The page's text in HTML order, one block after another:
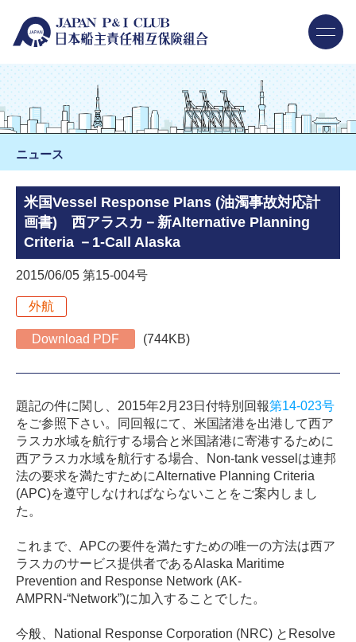
ニュース
米国Vessel Response Plans (油濁事故対応計
画書) 西アラスカ－新Alternative Planning
Criteria －1-Call Alaska
2015/06/05 第15-004号
外航
Download PDF (744KB)
題記の件に関し、2015年2月23日付特別回報第14-023号
をご参照下さい。同回報にて、米国諸港を出港して西ア
ラスカ水域を航行する場合と米国諸港に寄港するために
西アラスカ水域を航行する場合、Non-tank vesselは連邦
法の要求を満たすためにAlternative Planning Criteria
(APC)を遵守しなければならないことをご案内しまし
た。
これまで、APCの要件を満たすための唯一の方法は西ア
ラスカのサービス提供者であるAlaska Maritime
Prevention and Response Network (AK-
AMPRN-“Network”)に加入することでした。
今般、National Response Corporation (NRC) とResolve